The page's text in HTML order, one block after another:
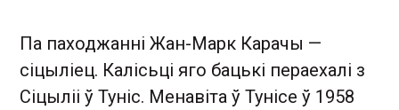
Па паходжанні Жан-Марк Карачы —
сіцыліец. Калісьці яго бацькі пераехалі з
Сіцыліі ў Туніс. Менавіта ў Тунісе ў 1958